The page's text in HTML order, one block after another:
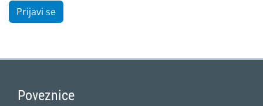
Prijavi se
Poveznice